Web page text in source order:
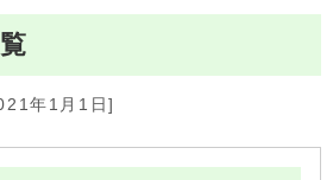
年1月1日]